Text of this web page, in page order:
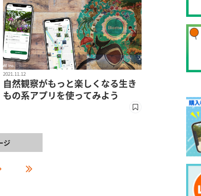
2021.11.12
自然観察がもっと楽しくなる生き
もの系アプリを使ってみよう
ジ